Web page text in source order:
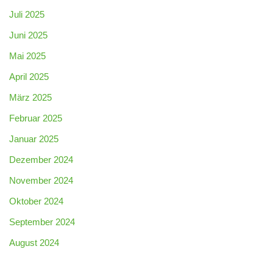
Juli 2025
Juni 2025
Mai 2025
April 2025
März 2025
Februar 2025
Januar 2025
Dezember 2024
November 2024
Oktober 2024
September 2024
August 2024